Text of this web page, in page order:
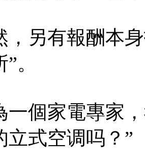
，另有報酬本
。
一個家電專家
立式空调吗？”